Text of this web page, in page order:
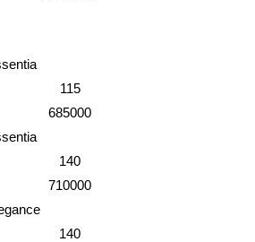
115
685000
140
710000
140